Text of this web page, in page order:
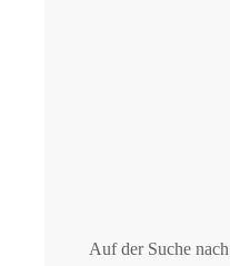
Auf der Suche